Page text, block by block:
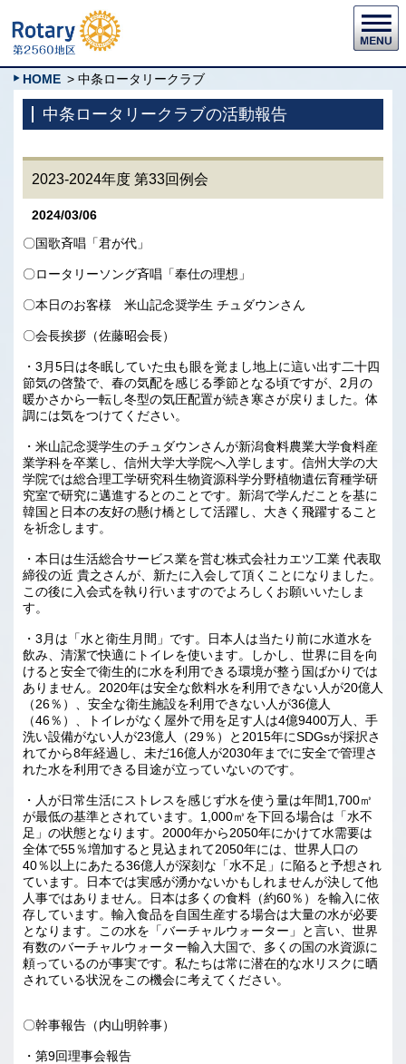
HOME > 中条ロータリークラブ
中条ロータリークラブの活動報告
2023-2024年度 第33回例会
2024/03/06
〇国歌斉唱「君が代」
〇ロータリーソング斉唱「奉仕の理想」
〇本日のお客様 米山記念奨学生 チュダウンさん
〇会長挨拶（佐藤昭会長）
・3月5日は冬眠していた虫も眼を覚まし地上に這い出す二十四
節気の啓蟄で、春の気配を感じる季節となる頃ですが、2月の
暖かさから一転し冬型の気圧配置が続き寒さが戻りました。体
調には気をつけてください。
・米山記念奨学生のチュダウンさんが新潟食料農業大学食料産
業学科を卒業し、信州大学大学院へ入学します。信州大学の大
学院では総合理工学研究科生物資源科学分野植物遺伝育種学研
究室で研究に邁進するとのことです。新潟で学んだことを基に
韓国と日本の友好の懸け橋として活躍し、大きく飛躍すること
を祈念します。
・本日は生活総合サービス業を営む株式会社カエツ工業 代表取
締役の近 貴之さんが、新たに入会して頂くことになりました。
この後に入会式を執り行いますのでよろしくお願いいたしま
す。
・3月は「水と衛生月間」です。日本人は当たり前に水道水を
飲み、清潔で快適にトイレを使います。しかし、世界に目を向
けると安全で衛生的に水を利用できる環境が整う国ばかりでは
ありません。2020年は安全な飲料水を利用できない人が20億人
（26％）、安全な衛生施設を利用できない人が36億人
（46％）、トイレがなく屋外で用を足す人は4億9400万人、手
洗い設備がない人が23億人（29％）と2015年にSDGsが採択さ
れてから8年経過し、未だ16億人が2030年までに安全で管理さ
れた水を利用できる目途が立っていないのです。
・人が日常生活にストレスを感じず水を使う量は年間1,700㎥
が最低の基準とされています。1,000㎥を下回る場合は「水不
足」の状態となります。2000年から2050年にかけて水需要は
全体で55％増加すると見込まれて2050年には、世界人口の
40％以上にあたる36億人が深刻な「水不足」に陥ると予想され
ています。日本では実感が湧かないかもしれませんが決して他
人事ではありません。日本は多くの食料（約60％）を輸入に依
存しています。輸入食品を自国生産する場合は大量の水が必要
となります。この水を「バーチャルウォーター」と言い、世界
有数のバーチャルウォーター輸入大国で、多くの国の水資源に
頼っているのが事実です。私たちは常に潜在的な水リスクに晒
されている状況をこの機会に考えてください。
〇幹事報告（内山明幹事）
・第9回理事会報告